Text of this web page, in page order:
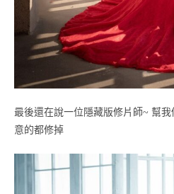
最後還在說一位隱藏版修片師~ 幫
意的都修掉